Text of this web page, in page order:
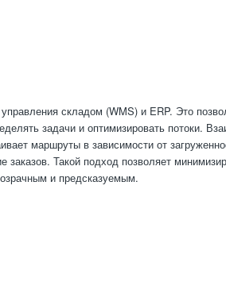
складом (WMS) и ERP. Это
задачи и оптимизировать потоки.
маршруты в зависимости от
заказов. Такой подход позволяет
и предсказуемым.